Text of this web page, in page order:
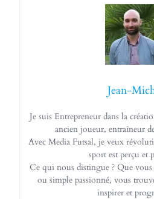
Jean-
Je suis Entrepreneur dans la
ancien joueur, entraîneur
Avec Media Futsal, je veux
sport est perçu et
Ce qui nous distingue ? Que
ou simple passionné, vous
inspirer et